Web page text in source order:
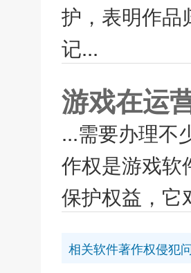
护，表明作品
记...
游戏在运
...需要办理不
作权是游戏软
保护权益，它
相关软件著作权侵犯